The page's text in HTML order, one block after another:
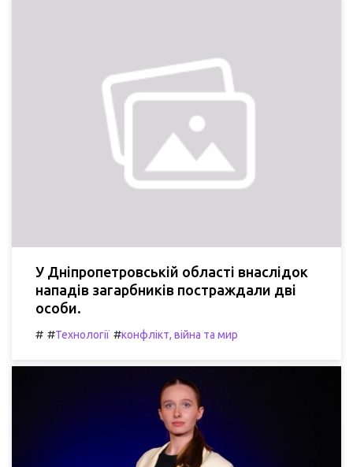
У Дніпропетровській області внаслідок
нападів загарбників постраждали дві
особи.
# #Технології #конфлікт, війна та мир